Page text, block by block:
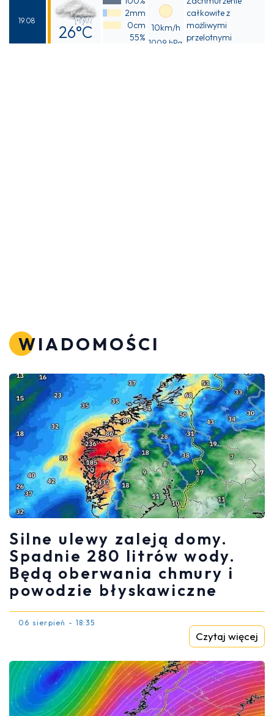
29°C
19.08
26°C
2mm
0cm
55%
10km/h
1009 hPa
całkowite z
możliwymi
przelotnymi
WIADOMOŚCI
Silne ulewy zaleją domy.
Spadnie 280 litrów wody.
Będą oberwania chmury i
powodzie błyskawiczne
06 sierpień - 18:35
Czytaj więcej